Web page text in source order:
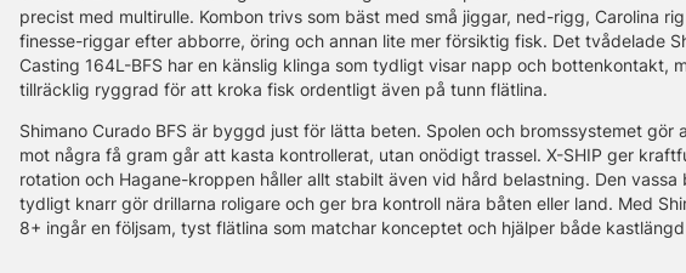
precist med multirulle. Kombon trivs som bäst med små jiggar, ned-rigg, Carolina
finesse-riggar efter abborre, öring och annan lite mer försiktig fisk. Det tvådelade
Casting 164L-BFS har en känslig klinga som tydligt visar napp och bottenkontakt,
tillräcklig ryggrad för att kroka fisk ordentligt även på tunn flätlina.
Shimano Curado BFS är byggd just för lätta beten. Spolen och bromssystemet gör
mot några få gram går att kasta kontrollerat, utan onödigt trassel. X-SHIP ger
rotation och Hagane-kroppen håller allt stabilt även vid hård belastning. Den vassa
tydligt knarr gör drillarna roligare och ger bra kontroll nära båten eller land. Med
8+ ingår en följsam, tyst flätlina som matchar konceptet och hjälper både